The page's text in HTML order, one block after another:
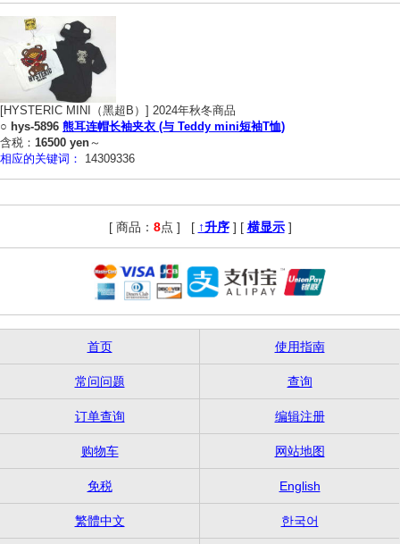
[HYSTERIC MINI（黑超B）] 2024年秋冬商品
○ hys-5896 熊耳连帽长袖夹衣 (与 Teddy mini短袖T恤)
含税： 16500 yen～
相应的关键词：
14309336
[ 商品： 8点 ] [ ↑升序 ] [ 横显示 ]
首页 使用指南
常问问题 查询
订单查询 编辑注册
购物车 网站地图
免税 English
繁體中文 한국어